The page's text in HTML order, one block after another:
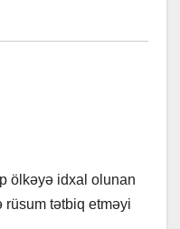
ölkəyə idxal olunan
rüsum tətbiq etməyi